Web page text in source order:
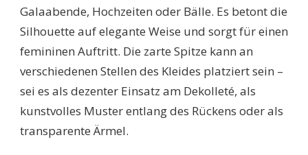
Galaabende, Hochzeiten oder Bälle. Es betont die
Silhouette auf elegante Weise und sorgt für einen
femininen Auftritt. Die zarte Spitze kann an
verschiedenen Stellen des Kleides platziert sein –
sei es als dezenter Einsatz am Dekolleté, als
kunstvolles Muster entlang des Rückens oder als
transparente Ärmel.